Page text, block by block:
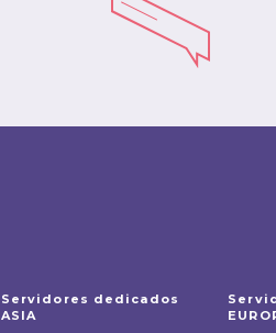
Servidores dedicados
ASIA